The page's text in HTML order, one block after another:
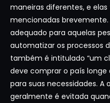
maneiras diferentes, e
mencionadas
adequado para aquelas
automatizar os processos
também é intitulado “um
deve comprar o país
para suas necessidades. A
geralmente é evitada